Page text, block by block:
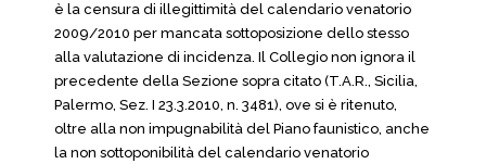
è la censura di illegittimità del calendario venatorio
2009/2010 per mancata sottoposizione dello stesso
alla valutazione di incidenza. Il Collegio non ignora il
precedente della Sezione sopra citato (T.A.R., Sicilia,
Palermo, Sez. I 23.3.2010, n. 3481), ove si è ritenuto,
oltre alla non impugnabilità del Piano faunistico, anche
la non sottoponibilità del calendario venatorio